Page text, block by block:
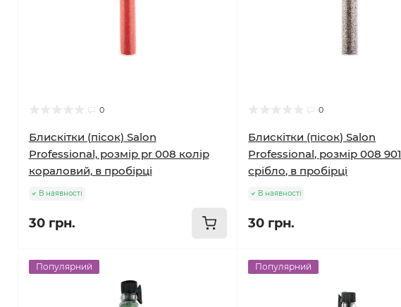
0
Блискітки (пісок) Salon
Professional, розмір pr 008 колір
кораловий, в пробірці
В наявності
30 грн.
0
Блискітки (пісок) Salon
Professional, розмір 008
срібло, в пробірці
В наявності
30 грн.
Популярний Популярний